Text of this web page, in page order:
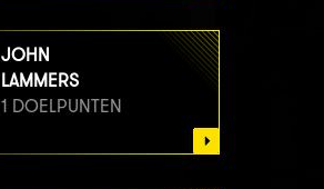
JOHN
LAMMERS
1 DOELPUNTEN